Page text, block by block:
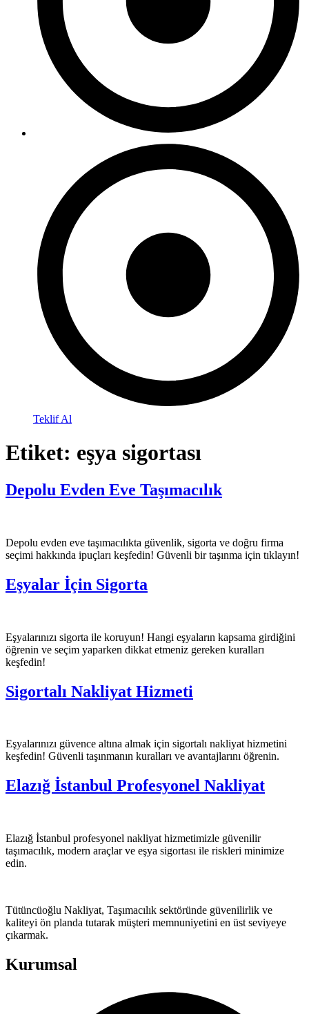
Teklif Al
Etiket: eşya sigortası
Depolu Evden Eve Taşımacılık
Depolu evden eve taşımacılıkta güvenlik, sigorta ve doğru firma
seçimi hakkında ipuçları keşfedin! Güvenli bir taşınma için tıklayın!
Eşyalar İçin Sigorta
Eşyalarınızı sigorta ile koruyun! Hangi eşyaların kapsama girdiğini
öğrenin ve seçim yaparken dikkat etmeniz gereken kuralları
keşfedin!
Sigortalı Nakliyat Hizmeti
Eşyalarınızı güvence altına almak için sigortalı nakliyat hizmetini
keşfedin! Güvenli taşınmanın kuralları ve avantajlarını öğrenin.
Elazığ İstanbul Profesyonel Nakliyat
Elazığ İstanbul profesyonel nakliyat hizmetimizle güvenilir
taşımacılık, modern araçlar ve eşya sigortası ile riskleri minimize
edin.
Tütüncüoğlu Nakliyat, Taşımacılık sektöründe güvenilirlik ve
kaliteyi ön planda tutarak müşteri memnuniyetini en üst seviyeye
çıkarmak.
Kurumsal